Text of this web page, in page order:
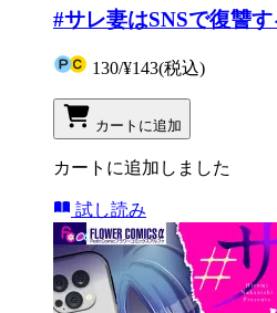
#サレ妻はSNSで復讐
130/¥143(税込)
カートに追加
カートに追加しました
試し読み